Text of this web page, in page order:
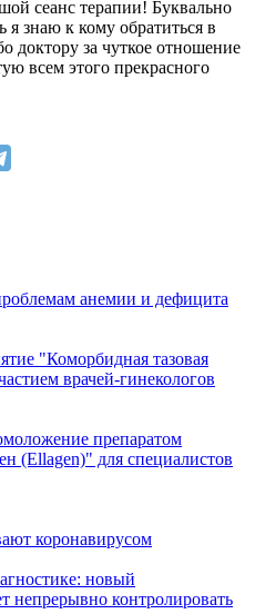
сеанс терапии! Буквально
я знаю к кому обратиться в
доктору за чуткое отношение
всем этого прекрасного
анемии и дефицита
"Коморбидная тазовая
врачей-гинекологов
препаратом
(Ellagen)" для специалистов
коронавирусом
новый
непрерывно контролировать